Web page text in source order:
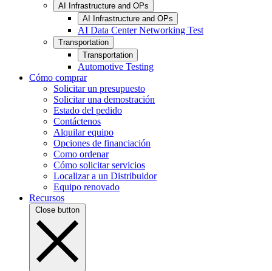
AI Infrastructure and OPs
AI Infrastructure and OPs
AI Data Center Networking Test
Transportation
Transportation
Automotive Testing
Cómo comprar
Solicitar un presupuesto
Solicitar una demostración
Estado del pedido
Contáctenos
Alquilar equipo
Opciones de financiación
Como ordenar
Cómo solicitar servicios
Localizar a un Distribuidor
Equipo renovado
Recursos
Close button